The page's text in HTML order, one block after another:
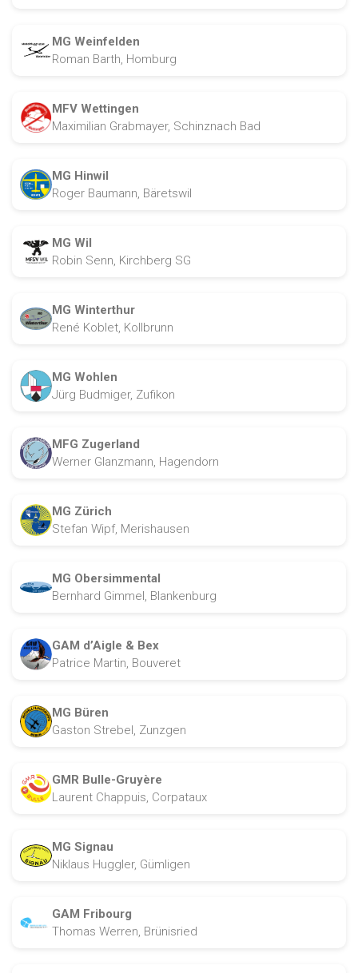
MG Weinfelden
Roman Barth, Homburg
MFV Wettingen
Maximilian Grabmayer, Schinznach Bad
MG Hinwil
Roger Baumann, Bäretswil
MG Wil
Robin Senn, Kirchberg SG
MG Winterthur
René Koblet, Kollbrunn
MG Wohlen
Jürg Budmiger, Zufikon
MFG Zugerland
Werner Glanzmann, Hagendorn
MG Zürich
Stefan Wipf, Merishausen
MG Obersimmental
Bernhard Gimmel, Blankenburg
GAM d’Aigle & Bex
Patrice Martin, Bouveret
MG Büren
Gaston Strebel, Zunzgen
GMR Bulle-Gruyère
Laurent Chappuis, Corpataux
MG Signau
Niklaus Huggler, Gümligen
GAM Fribourg
Thomas Werren, Brünisried